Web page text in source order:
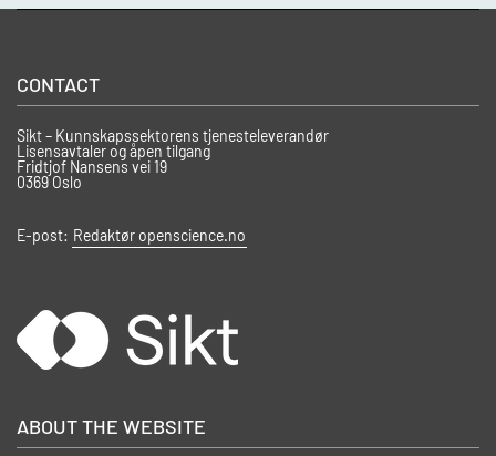
CONTACT
Sikt – Kunnskapssektorens tjenesteleverandør
Lisensavtaler og åpen tilgang
Fridtjof Nansens vei 19
0369 Oslo
E-post: Redaktør openscience.no
ABOUT THE WEBSITE